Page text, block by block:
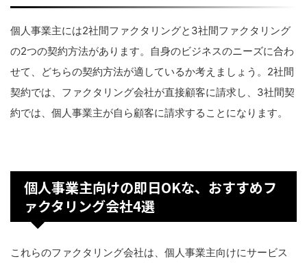
個人事業主には2社間ファクタリングと3社間ファクタリング
の2つの契約方法があります。自身のビジネスのニーズに合わ
せて、どちらの契約方法が適しているか考えましょう。2社間
契約では、ファクタリング会社が直接顧客に請求し、3社間契
約では、個人事業主が自ら顧客に請求することになります。
個人事業主向けの即日OKな、おすすめフ
ァクタリング会社4選
これらのファクタリング会社は、個人事業主向けにサービス